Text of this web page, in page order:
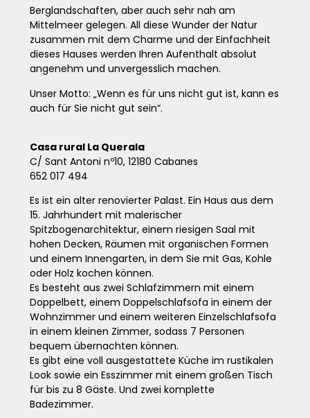
Berglandschaften, aber auch sehr nah am
Mittelmeer gelegen. All diese Wunder der Natur
zusammen mit dem Charme und der Einfachheit
dieses Hauses werden Ihren Aufenthalt absolut
angenehm und unvergesslich machen.
Unser Motto: „Wenn es für uns nicht gut ist, kann es
auch für Sie nicht gut sein“.
Casa rural La Querala
C/ Sant Antoni nº10, 12180 Cabanes
652 017 494
Es ist ein alter renovierter Palast. Ein Haus aus dem
15. Jahrhundert mit malerischer
Spitzbogenarchitektur, einem riesigen Saal mit
hohen Decken, Räumen mit organischen Formen
und einem Innengarten, in dem Sie mit Gas, Kohle
oder Holz kochen können.
Es besteht aus zwei Schlafzimmern mit einem
Doppelbett, einem Doppelschlafsofa in einem der
Wohnzimmer und einem weiteren Einzelschlafsofa
in einem kleinen Zimmer, sodass 7 Personen
bequem übernachten können.
Es gibt eine voll ausgestattete Küche im rustikalen
Look sowie ein Esszimmer mit einem großen Tisch
für bis zu 8 Gäste. Und zwei komplette
Badezimmer.